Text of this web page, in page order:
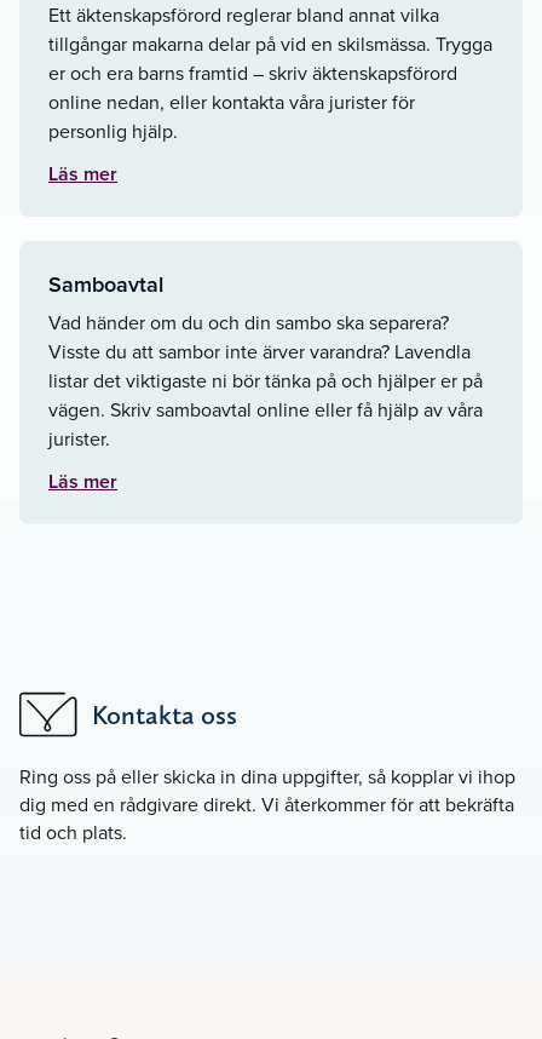
Ett äktenskapsförord reglerar bland annat vilka
tillgångar makarna delar på vid en skilsmässa. Trygga
er och era barns framtid – skriv äktenskapsförord
online nedan, eller kontakta våra jurister för
personlig hjälp.
Läs mer
Samboavtal
Vad händer om du och din sambo ska separera?
Visste du att sambor inte ärver varandra? Lavendla
listar det viktigaste ni bör tänka på och hjälper er på
vägen. Skriv samboavtal online eller få hjälp av våra
jurister.
Läs mer
Kontakta oss
Ring oss påeller skicka in dina uppgifter, så kopplar vi ihop
dig med en rådgivare direkt. Vi återkommer för att bekräfta
tid och plats.